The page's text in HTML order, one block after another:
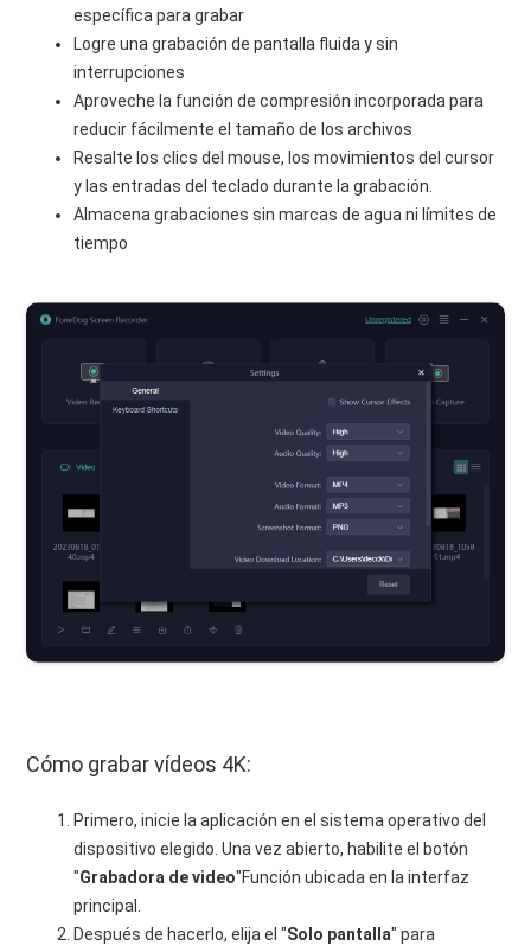
específica para grabar
Logre una grabación de pantalla fluida y sin
interrupciones
Aproveche la función de compresión incorporada para
reducir fácilmente el tamaño de los archivos
Resalte los clics del mouse, los movimientos del cursor
y las entradas del teclado durante la grabación.
Almacena grabaciones sin marcas de agua ni límites de
tiempo
Cómo grabar vídeos 4K:
Primero, inicie la aplicación en el sistema operativo del
dispositivo elegido. Una vez abierto, habilite el botón
"Grabadora de video"Función ubicada en la interfaz
principal.
Después de hacerlo, elija el "Solo pantalla" para